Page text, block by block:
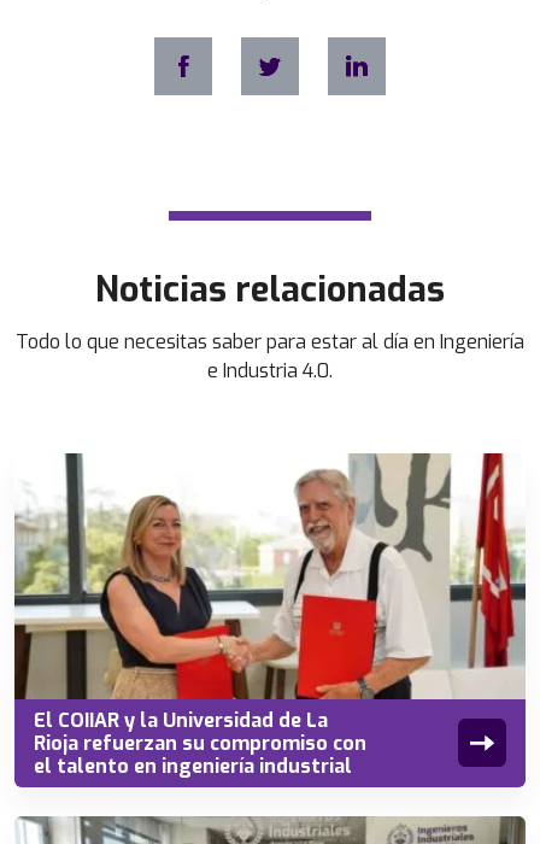
Noticias relacionadas
Todo lo que necesitas saber para estar al día en Ingeniería
e Industria 4.0.
El COIIAR y la Universidad de La
Rioja refuerzan su compromiso con
el talento en ingeniería industrial